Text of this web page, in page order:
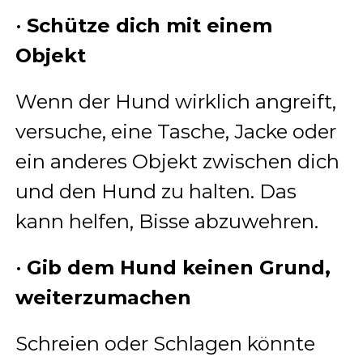
• Schütze dich mit einem
Objekt
Wenn der Hund wirklich angreift,
versuche, eine Tasche, Jacke oder
ein anderes Objekt zwischen dich
und den Hund zu halten. Das
kann helfen, Bisse abzuwehren.
• Gib dem Hund keinen Grund,
weiterzumachen
Schreien oder Schlagen könnte